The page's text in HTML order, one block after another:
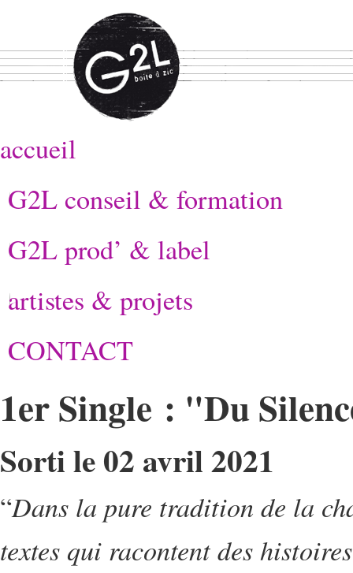
accueil
G2L conseil & formation
G2L prod’ & label
artistes & projets
CONTACT
1er Single : "Du
Sorti le 02 avril 2021
“Dans la pure tradition de la
textes qui racontent des